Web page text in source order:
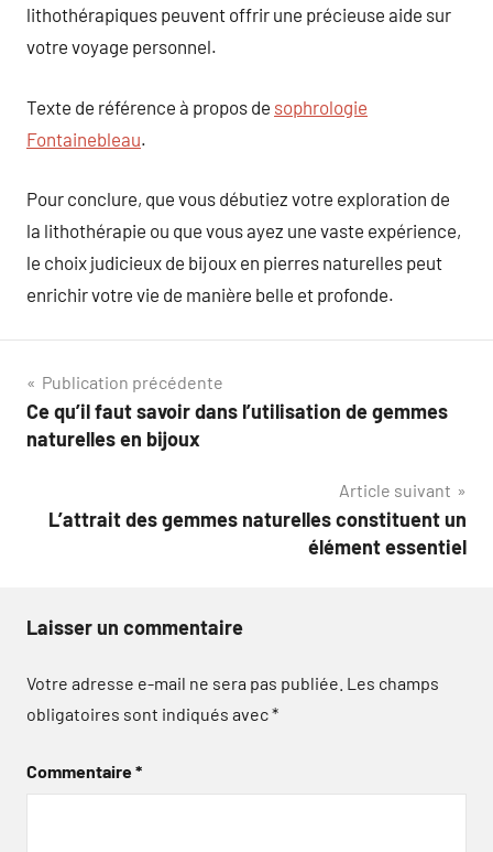
lithothérapiques peuvent offrir une précieuse aide sur
votre voyage personnel.
Texte de référence à propos de sophrologie
Fontainebleau.
Pour conclure, que vous débutiez votre exploration de
la lithothérapie ou que vous ayez une vaste expérience,
le choix judicieux de bijoux en pierres naturelles peut
enrichir votre vie de manière belle et profonde.
Navigation
de
Publication précédente
Ce qu’il faut savoir dans l’utilisation de gemmes
naturelles en bijoux
Article suivant
L’attrait des gemmes naturelles constituent un
élément essentiel
Laisser un commentaire
Votre adresse e-mail ne sera pas publiée. Les champs
obligatoires sont indiqués avec*
Commentaire*